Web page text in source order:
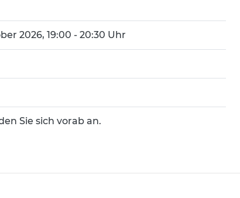
2026, 19:00 - 20:30 Uhr
Sie sich vorab an.